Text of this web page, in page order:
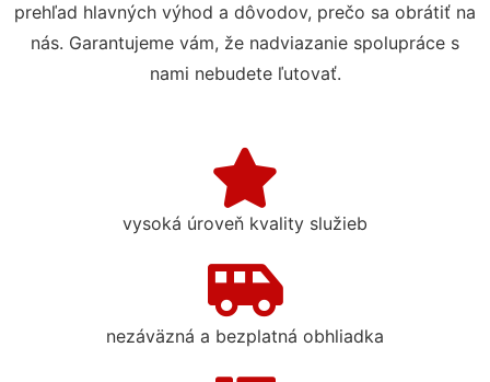
prehľad hlavných výhod a dôvodov, prečo sa obrátiť na
nás. Garantujeme vám, že nadviazanie spolupráce s
nami nebudete ľutovať.
vysoká úroveň kvality služieb
nezáväzná a bezplatná obhliadka